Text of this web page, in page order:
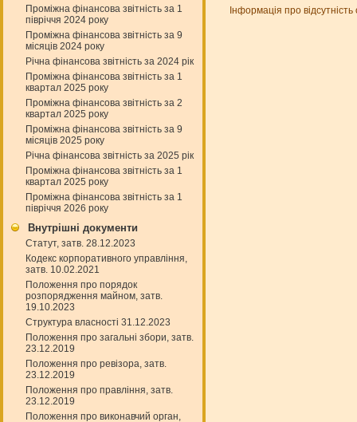
Проміжна фінансова звітність за 1
півріччя 2024 року
Проміжна фінансова звітність за 9
місяців 2024 року
Річна фінансова звітність за 2024 рік
Проміжна фінансова звітність за 1
квартал 2025 року
Проміжна фінансова звітність за 2
квартал 2025 року
Проміжна фінансова звітність за 9
місяців 2025 року
Річна фінансова звітність за 2025 рік
Проміжна фінансова звітність за 1
квартал 2025 року
Проміжна фінансова звітність за 1
півріччя 2026 року
Внутрішні документи
Статут, затв. 28.12.2023
Кодекс корпоративного управління,
затв. 10.02.2021
Положення про порядок
розпорядження майном, затв.
19.10.2023
Структура власності 31.12.2023
Положення про загальні збори, затв.
23.12.2019
Положення про ревізора, затв.
23.12.2019
Положення про правління, затв.
23.12.2019
Положення про виконавчий орган,
Інформація про